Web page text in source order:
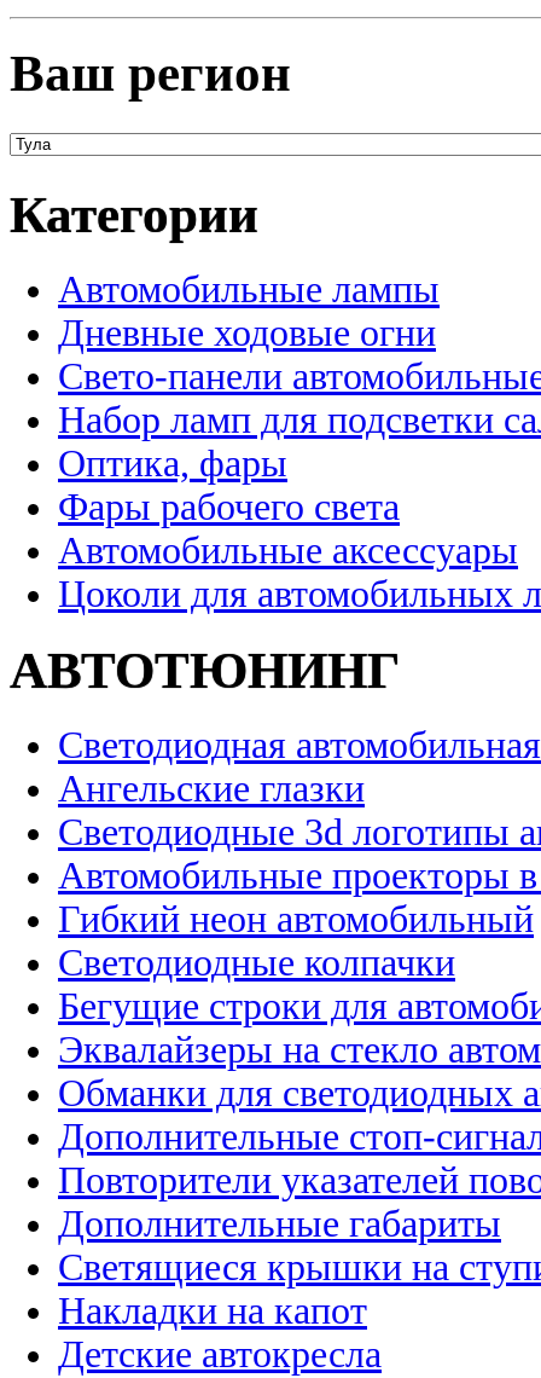
Ваш регион
Категории
Автомобильные лампы
Дневные ходовые огни
Свето-панели
Набор ламп для подсветки
Оптика, фары
Фары рабочего света
Автомобильные аксессуары
Цоколи для автомобильных
АВТОТЮНИНГ
Светодиодная
Ангельские глазки
Светодиодные 3d логотипы
Автомобильные проекторы
Гибкий неон автомобильный
Светодиодные колпачки
Бегущие строки для
Эквалайзеры на стекло
Обманки для светодиодных
Дополнительные стоп-
Повторители указателей
Дополнительные габариты
Светящиеся крышки на
Накладки на капот
Детские автокресла